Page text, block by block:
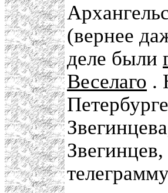
(вернее
деле были
Веселаго .